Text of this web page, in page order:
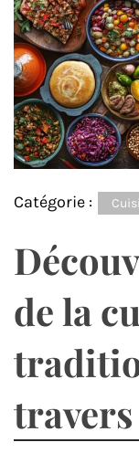
Catégorie :
de la